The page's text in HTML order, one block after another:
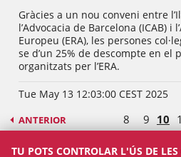
Gràcies a un nou conveni entre
l’Advocacia de Barcelona (ICAB) i
Europeu (ERA), les persones
se d’un 25% de descompte en el
organitzats per l’ERA.
Tue May 13 12:03:00 CEST 2025
ANTERIOR 8 9 10
TU POTS CONTROLAR L'ÚS DE LES